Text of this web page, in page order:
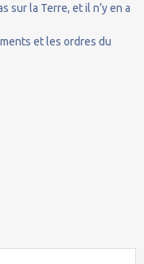
sur la Terre, et il n’y en a
et les ordres du